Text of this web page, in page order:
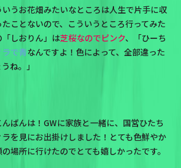
うお花畑みたいなところは人生で片手に収
ことないので、こういうところ行ってみた
しおりん」は芝桜なのでピンク、「ひーち
で青なんですよ！色によって、全部違った
ね。」
ばんは！GWに家族と一緒に、国営ひたち
を見にお出掛けしました！とても色鮮やか
場所に行けたのでとても嬉しかったです。